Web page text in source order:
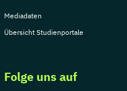
Mediadaten
Übersicht Studienportale
Folge uns auf